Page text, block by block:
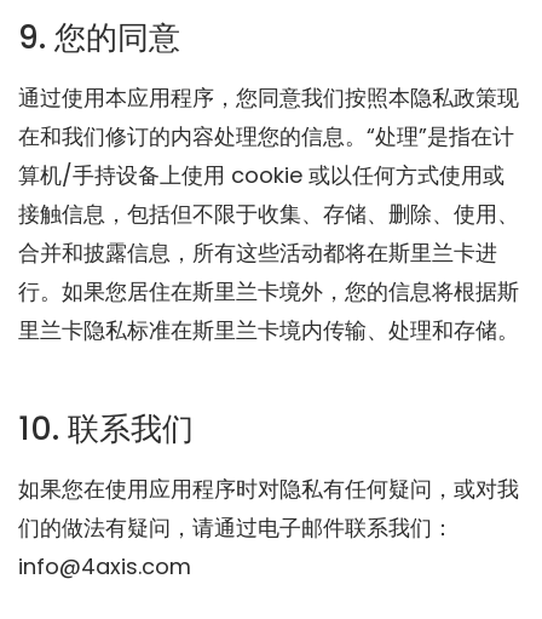
9. 您的同意
通过使用本应用程序，您同意我们按照本隐私政策现
在和我们修订的内容处理您的信息。“处理”是指在计
算机/手持设备上使用 cookie 或以任何方式使用或
接触信息，包括但不限于收集、存储、删除、使用、
合并和披露信息，所有这些活动都将在斯里兰卡进
行。如果您居住在斯里兰卡境外，您的信息将根据斯
里兰卡隐私标准在斯里兰卡境内传输、处理和存储。
10. 联系我们
如果您在使用应用程序时对隐私有任何疑问，或对我
们的做法有疑问，请通过电子邮件联系我们：
info@4axis.com